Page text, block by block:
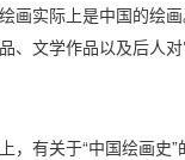
画实际上是中国的绘
、文学作品以及后人
，有关于“中国绘画史